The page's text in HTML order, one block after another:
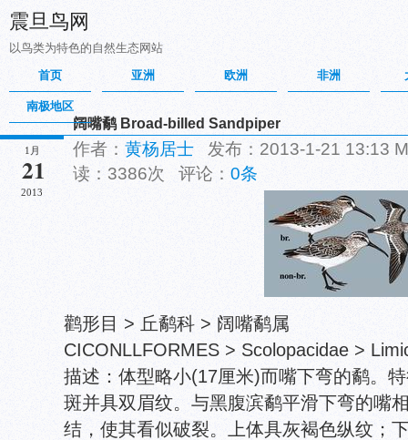
震旦鸟网
以鸟类为特色的自然生态网站
首页
亚洲 欧洲 非洲
南极地区
1月
21
2013
阔嘴鹬 Broad-billed Sandpiper
作者： 黄杨居士 发布：2013-1-21 13:13
读：3386次 评论： 0条
鹳形目 > 丘鹬科 > 阔嘴鹬属
CICONLLFORMES > Scolopacidae >
描述：体型略小(17厘米)而嘴下弯的鹬。
斑并具双眉纹。与黑腹滨鹬平滑下弯的嘴
结，使其看似破裂。上体具灰褐色纵纹；